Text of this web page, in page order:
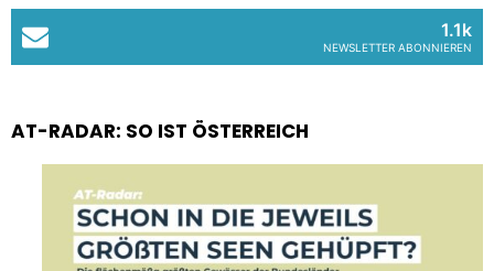
1.1k
NEWSLETTER ABONNIEREN
AT-RADAR: SO IST ÖSTERREICH